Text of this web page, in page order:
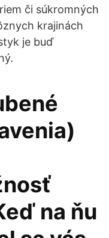
či súkromných
krajinách
je buď
na ňu